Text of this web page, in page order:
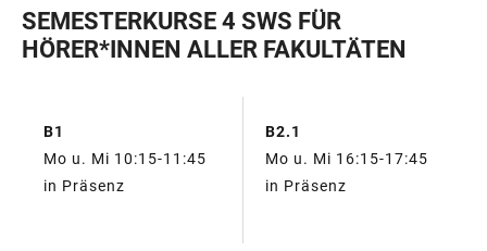
SEMESTERKURSE 4 SWS FÜR
HÖRER*INNEN ALLER FAKULTÄTEN
TABELLE
B1
Mo u. Mi 10:15-11:45
in Präsenz
B2.1
Mo u. Mi 16:15-17:45
in Präsenz